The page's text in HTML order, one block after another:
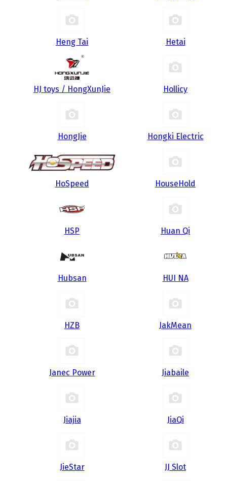
Heng Tai Hetai
HJ toys / HongXunJie Hollicy
HongJie Hongki Electric
HoSpeed HouseHold
HSP Huan Qi
Hubsan HUI NA
HZB JakMean
Janec Power Jiabaile
Jiajia JiaQi
JieStar JJ Slot